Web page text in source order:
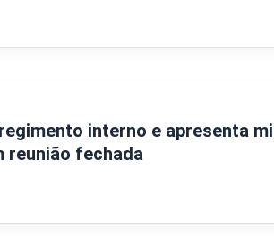
interno e apresenta
reunião fechada